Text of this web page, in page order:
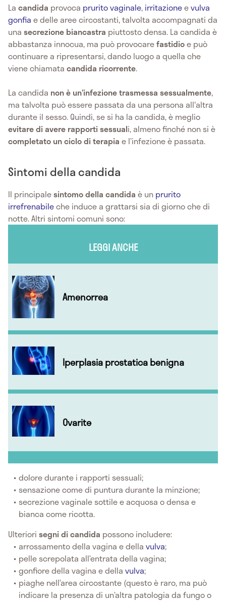
La candida provoca prurito vaginale, irritazioneevulva
gonfia e delle aree circostanti, talvolta accompagnati da
una secrezione biancastra piuttosto densa. La candida è
abbastanza innocua, ma può provocarefastidioe può
continuare a ripresentarsi, dando luogo a quella che
viene chiamata candida ricorrente.
La candida non è un’infezione trasmessa sessualmente,
ma talvolta può essere passata da una persona all'altra
durante il sesso. Quindi, se si ha la candida, è meglio
evitare di avere rapporti sessuali, almeno finché non si è
completato un ciclo di terapia e l’infezione è passata.
Sintomi della candida
Il principalesintomodella candida è un prurito
irrefrenabileche induce a grattarsi sia di giorno che di
notte. Altri sintomi comuni sono:
LEGGI ANCHE
Amenorrea
Iperplasia prostatica benigna
Ovarite
dolore durante i rapporti sessuali;
sensazione come di puntura durante la minzione;
secrezione vaginale sottile e acquosa o densa e
bianca come ricotta.
Ulteriori segni di candida possono includere:
arrossamento della vagina e dellavulva;
pelle screpolata all’entrata della vagina;
gonfiore della vagina e dellavulva;
piaghe nell’area circostante (questo è raro, ma può
indicare la presenza di un’altra patologia da fungo o